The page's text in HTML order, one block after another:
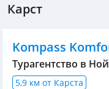
Карст
Kompass
Турагентство в
5,9 км от Карста